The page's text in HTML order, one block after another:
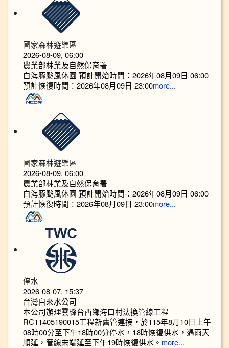
國家森林遊樂區
2026-08-09, 06:00
農業部林業及自然保育署
白海豚颱風休園 預計開始時間：2026年08月09日 06:00
預計恢復時間：2026年08月09日 23:00more...
國家森林遊樂區
2026-08-09, 06:00
農業部林業及自然保育署
白海豚颱風休園 預計開始時間：2026年08月09日 06:00
預計恢復時間：2026年08月09日 23:00more...
停水
2026-08-07, 15:37
台灣自來水公司
本公司辦理雲縣台西鄉海口村汰換管線工程
RC11405190015工程新舊管連接，於115年8月10日上午
08時00分至下午18時00分停水，18時恢復供水，遇雨天
順延，管線末端延至下午19時恢復供水。 more...